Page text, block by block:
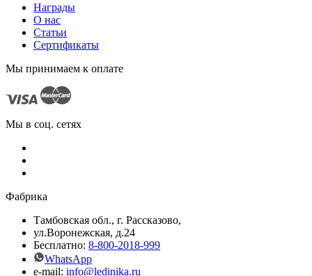
Награды
О нас
Статьи
Сертификаты
Мы принимаем к оплате
Мы в соц. сетях
Фабрика
Тамбовская обл., г. Рассказово,
ул.Воронежская, д.24
Бесплатно: 8-800-2018-999
WhatsApp
e-mail: info@ledinika.ru